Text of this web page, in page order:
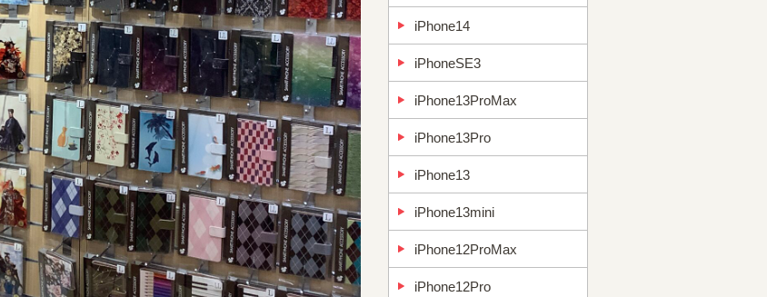
iPhone14
iPhoneSE3
iPhone13ProMax
iPhone13Pro
iPhone13
iPhone13mini
iPhone12ProMax
iPhone12Pro